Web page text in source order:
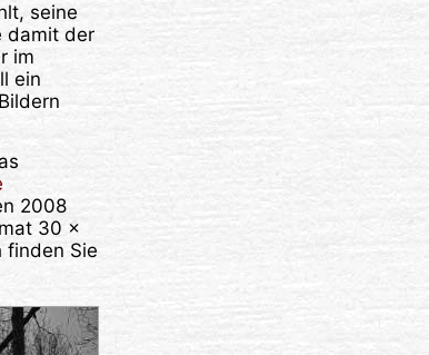
seine
damit der
im
ein
2008
30 x
finden Sie